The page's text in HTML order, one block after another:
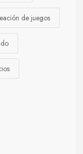
de juegos